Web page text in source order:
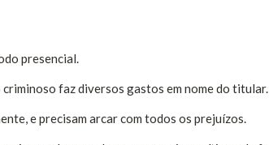
presencial.
criminoso faz diversos gastos em nome do titular.
e precisam arcar com todos os prejuízos.